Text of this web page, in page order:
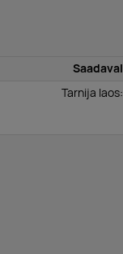
Saadaval
Tarnija laos: